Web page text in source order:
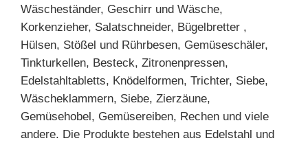
Besteckabtropfer
Gasbrennerplatten
Kartoffelpressen,
Quetscher
für
die
Spüle
Siebe,
Wäscheständer, Geschirr und Wäsche,
Korkenzieher, Salatschneider, Bügelbretter ,
Hülsen, Stößel und Rührbesen, Gemüseschäler,
Tinkturkellen, Besteck, Zitronenpressen,
Edelstahltabletts, Knödelformen, Trichter, Siebe,
Wäscheklammern, Siebe, Zierzäune,
Gemüsehobel, Gemüsereiben, Rechen und viele
andere. Die Produkte bestehen aus Edelstahl und